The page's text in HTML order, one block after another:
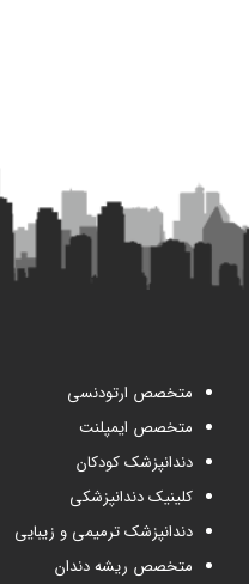
متخصص ارتودنسی
متخصص ایمپلنت
دندانپزشک کودکان
کلینیک دندانپزشکی
دندانپزشک ترمیمی و زیبایی
متخصص ریشه دندان